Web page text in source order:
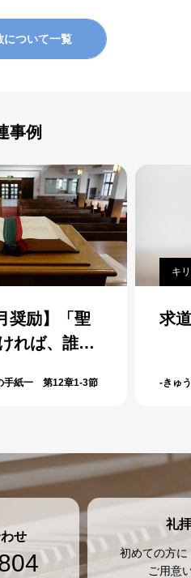
について一覧
事例
奨励】「聖
れば、誰も
きませ
手紙一 第12章1-3節
キ
求
-きゅ
せ
礼
初めての方
ご用意